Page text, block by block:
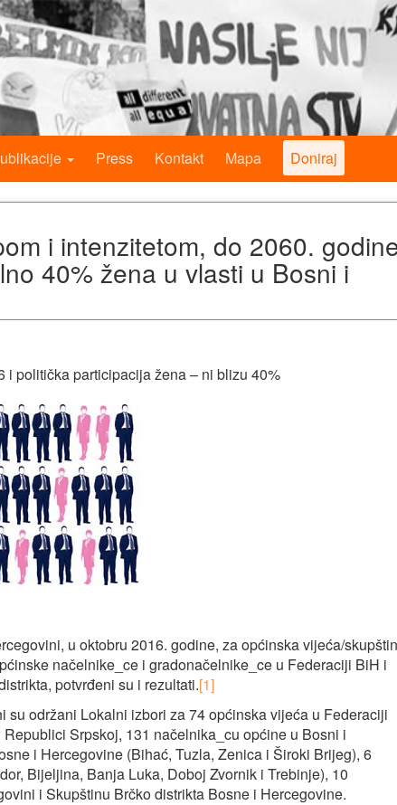
Press Kontakt Mapa Doniraj
i intenzitetom, do 2060.
40% žena u vlasti u Bosni i
i politička participacija žena – ni blizu 40%
u oktobru 2016. godine, za općinska vijeća/
načelnike_ce i gradonačelnike_ce u Federaciji BiH i
potvrđeni su i rezultati.[1]
su održani Lokalni izbori za 74 općinska vijeća u Federaciji
Srpskoj, 131 načelnika_cu općine u Bosni i
i Hercegovine (Bihać, Tuzla, Zenica i Široki Brijeg), 6
Bijeljina, Banja Luka, Doboj Zvornik i Trebinje), 10
i Skupštinu Brčko distrikta Bosne i Hercegovine.